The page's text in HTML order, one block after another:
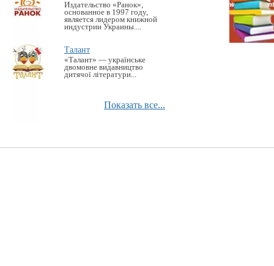
Издательство «Ранок»,
основанное в 1997 году,
является лидером книжной
индустрии Украины....
Талант
«Талант» — українське
двомовне видавництво
дитячої літератури...
Показать все...